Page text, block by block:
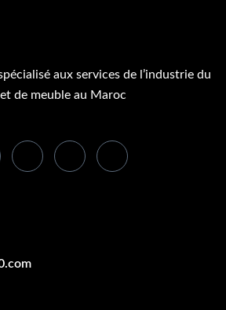
aux services de l’industrie du
de meuble au Maroc